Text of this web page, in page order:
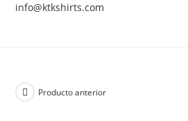
info@ktkshirts.com
Producto anterior